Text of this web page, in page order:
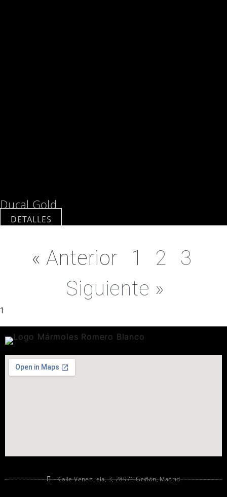
Ducal Gold
DETALLES
« Anterior 1 2
3
Siguiente »
Calle Venezuela, 3, 28971 Griñón, Madrid